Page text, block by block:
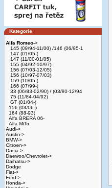
Kategorie
Alfa Romeo->
145 (09/94-11/00) /146 (06/95-1
147 (01/05-)
147 (11/00-01/05)
155 (04/92-10/97)
156 (07/03-12/05)
156 (10/97-07/03)
159 (10/05-)
166 (07/99-)
33 (06/83-02/90) / (03/90-12/94
75 (11/84-04/92)
GT (01/04-)
156 (03/06-)
164 (88-93)
Alfa BRERA 06-
Alfa MiTo
Audi->
Austin->
BMW->
Citroen->
Dacia->
Daewoo/Chevrolet->
Daihatsu->
Dodge
Fiat->
Ford->
Honda->